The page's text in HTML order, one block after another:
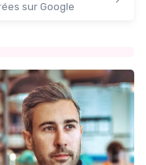
sur Google